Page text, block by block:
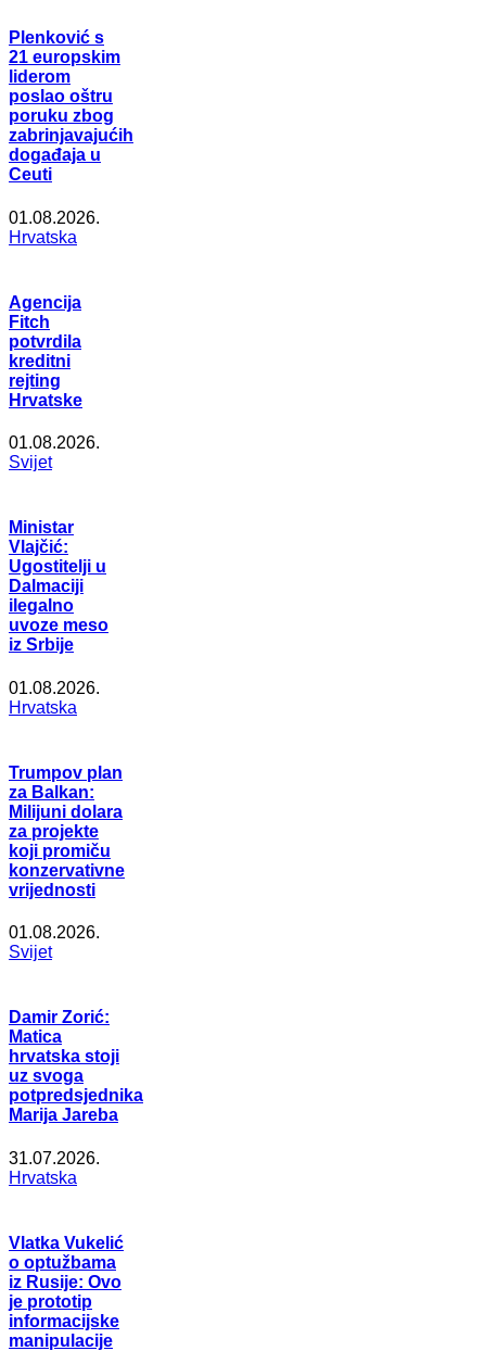
Plenković s
21 europskim
liderom
poslao oštru
poruku zbog
zabrinjavajućih
događaja u
Ceuti
01.08.2026.
Hrvatska
Agencija
Fitch
potvrdila
kreditni
rejting
Hrvatske
01.08.2026.
Svijet
Ministar
Vlajčić:
Ugostitelji u
Dalmaciji
ilegalno
uvoze meso
iz Srbije
01.08.2026.
Hrvatska
Trumpov plan
za Balkan:
Milijuni dolara
za projekte
koji promiču
konzervativne
vrijednosti
01.08.2026.
Svijet
Damir Zorić:
Matica
hrvatska stoji
uz svoga
potpredsjednika
Marija Jareba
31.07.2026.
Hrvatska
Vlatka Vukelić
o optužbama
iz Rusije: Ovo
je prototip
informacijske
manipulacije